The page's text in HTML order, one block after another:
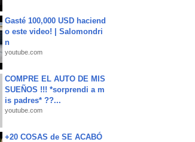
Gasté 100,000 USD haciend
o este video! | Salomondri
n
youtube.com
COMPRE EL AUTO DE MIS
SUEÑOS !!! *sorprendi a m
is padres* ??...
youtube.com
+20 COSAS de SE ACABÓ